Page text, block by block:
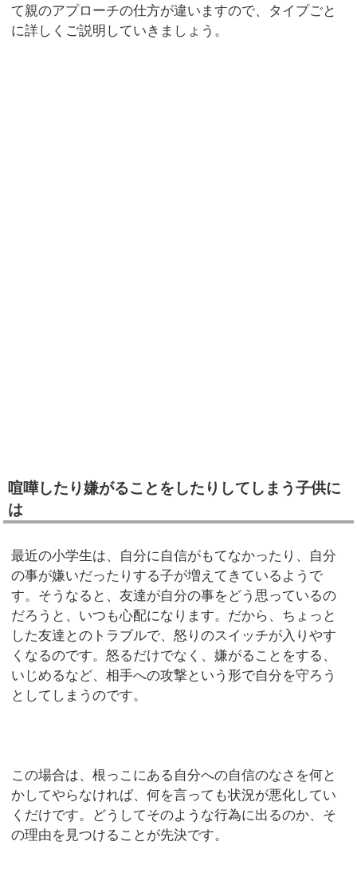
て親のアプローチの仕方が違いますので、タイプごと
に詳しくご説明していきましょう。
喧嘩したり嫌がることをしたりしてしまう子供に
は
最近の小学生は、自分に自信がもてなかったり、自分
の事が嫌いだったりする子が増えてきているようで
す。そうなると、友達が自分の事をどう思っているの
だろうと、いつも心配になります。だから、ちょっと
した友達とのトラブルで、怒りのスイッチが入りやす
くなるのです。怒るだけでなく、嫌がることをする、
いじめるなど、相手への攻撃という形で自分を守ろう
としてしまうのです。
この場合は、根っこにある自分への自信のなさを何と
かしてやらなければ、何を言っても状況が悪化してい
くだけです。どうしてそのような行為に出るのか、そ
の理由を見つけることが先決です。